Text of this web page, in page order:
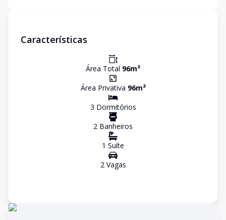
Características
Área Total 96m²
Área Privativa 96m²
3 Dormitórios
2 Banheiros
1 Suíte
2Vagas